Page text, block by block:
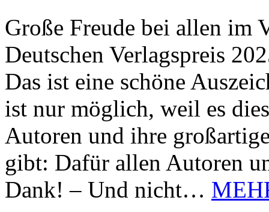
Große Freude bei allen im
Deutschen Verlagspreis
Das ist eine schöne
ist nur möglich, weil es
Autoren und ihre
gibt: Dafür allen Autoren
Dank! – Und nicht…